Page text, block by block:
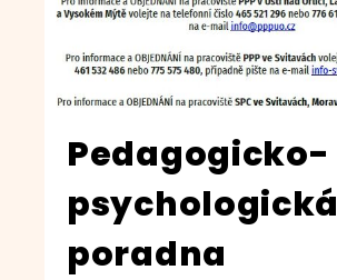
Pedagogicko-
psychologická
poradna